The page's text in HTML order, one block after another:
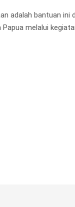
adalah bantuan
melalui